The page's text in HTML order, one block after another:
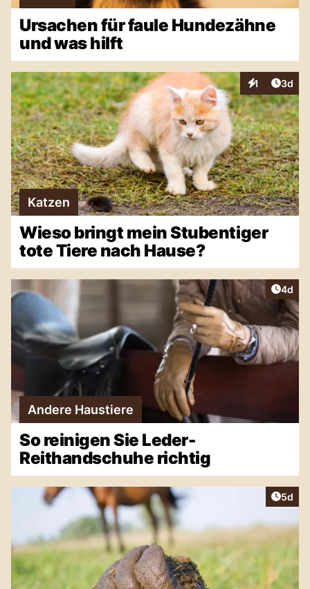
Ursachen für faule Hundezähne
und was hilft
1
Interaktionen
3d
Katzen
Wieso bringt mein Stubentiger
tote Tiere nach Hause?
4d
Andere Haustiere
So reinigen Sie Leder-
Reithandschuhe richtig
5d